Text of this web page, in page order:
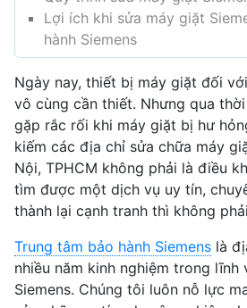
Lợi ích khi sửa máy giặt
hành Siemens
Ngày nay, thiết bị máy giặt đối
vô cùng cần thiết. Nhưng qua
gặp rắc rối khi máy giặt bị hư
kiếm các địa chỉ sửa chữa máy
Nội, TPHCM không phải là điều
tìm được một dịch vụ uy tín,
thành lại cạnh tranh thì không
Trung tâm bảo hành Siemens là
nhiều năm kinh nghiệm trong lĩnh
Siemens. Chúng tôi luôn nỗ lực